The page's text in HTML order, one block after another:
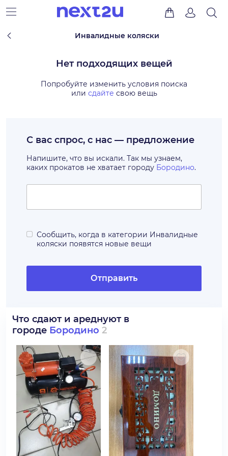
Инвалидные коляски
Нет подходящих вещей
Попробуйте изменить условия поиска
или сдайте свою вещь
С вас спрос, с нас — предложение
Напишите, что вы искали. Так мы узнаем,
каких прокатов не хватает городу Бородино.
Сообщить, когда в категории Инвалидные
коляски появятся новые вещи
Отправить
Что сдают и ареднуют в
городе Бородино 2